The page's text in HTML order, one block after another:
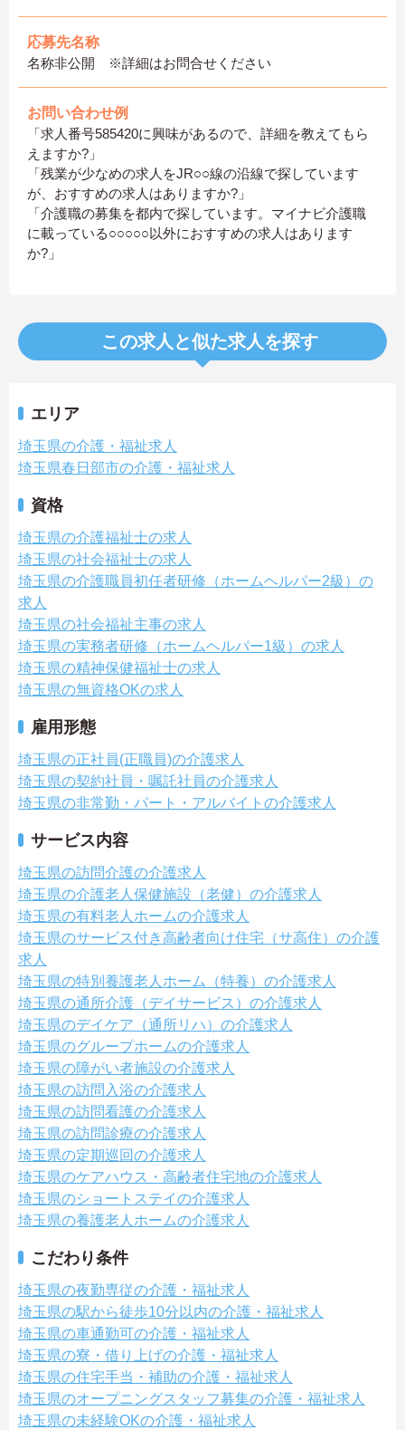
応募先名称
名称非公開 ※詳細はお問合せください
お問い合わせ例
「求人番号585420に興味があるので、詳細を教えてもら
えますか?」
「残業が少なめの求人をJR○○線の沿線で探しています
が、おすすめの求人はありますか?」
「介護職の募集を都内で探しています。マイナビ介護職
に載っている○○○○○以外におすすめの求人はあります
か?」
この求人と似た求人を探す
エリア
埼玉県の介護・福祉求人
埼玉県春日部市の介護・福祉求人
資格
埼玉県の介護福祉士の求人
埼玉県の社会福祉士の求人
埼玉県の介護職員初任者研修（ホームヘルパー2級）の
求人
埼玉県の社会福祉主事の求人
埼玉県の実務者研修（ホームヘルパー1級）の求人
埼玉県の精神保健福祉士の求人
埼玉県の無資格OKの求人
雇用形態
埼玉県の正社員(正職員)の介護求人
埼玉県の契約社員・嘱託社員の介護求人
埼玉県の非常勤・パート・アルバイトの介護求人
サービス内容
埼玉県の訪問介護の介護求人
埼玉県の介護老人保健施設（老健）の介護求人
埼玉県の有料老人ホームの介護求人
埼玉県のサービス付き高齢者向け住宅（サ高住）の介護
求人
埼玉県の特別養護老人ホーム（特養）の介護求人
埼玉県の通所介護（デイサービス）の介護求人
埼玉県のデイケア（通所リハ）の介護求人
埼玉県のグループホームの介護求人
埼玉県の障がい者施設の介護求人
埼玉県の訪問入浴の介護求人
埼玉県の訪問看護の介護求人
埼玉県の訪問診療の介護求人
埼玉県の定期巡回の介護求人
埼玉県のケアハウス・高齢者住宅地の介護求人
埼玉県のショートステイの介護求人
埼玉県の養護老人ホームの介護求人
こだわり条件
埼玉県の夜勤専従の介護・福祉求人
埼玉県の駅から徒歩10分以内の介護・福祉求人
埼玉県の車通勤可の介護・福祉求人
埼玉県の寮・借り上げの介護・福祉求人
埼玉県の住宅手当・補助の介護・福祉求人
埼玉県のオープニングスタッフ募集の介護・福祉求人
埼玉県の未経験OKの介護・福祉求人